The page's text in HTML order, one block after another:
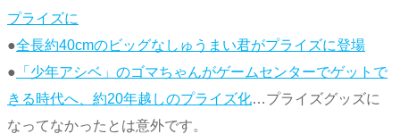
プライズに
●全長約40cmのビッグなしゅうまい君がプライズに登場
● 「少年アシベ」のゴマちゃんがゲームセンターでゲットで
きる時代へ、約20年越しのプライズ化…プライズグッズに
なってなかったとは意外です。